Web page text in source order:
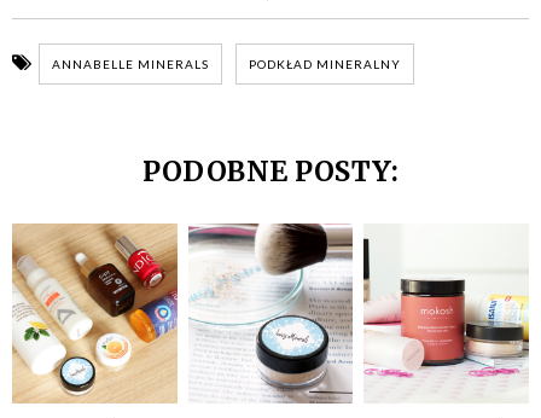
ANNABELLE MINERALS PODKŁAD MINERALNY
PODOBNE POSTY: